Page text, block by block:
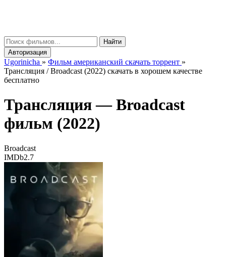
Найти
Авторизация
Ugorinicha » Фильм американский скачать торрент »
Трансляция / Broadcast (2022) скачать в хорошем качестве
бесплатно
Трансляция —Broadcast
фильм (2022)
Broadcast
IMDb2.7